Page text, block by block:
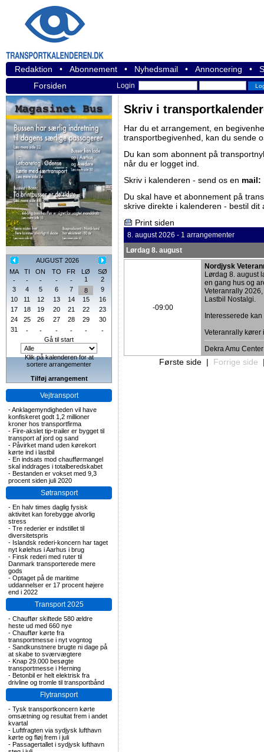
Redaktion • Abonnement • Nyhedsmail • Annoncering •
Forsiden
Login
AUGUST 2026
MA
TI ON TO FR LØ
SØ
-
- - - - 1
2
3
4 5 6 7 8
9
10
11 12 13 14 15
16
17
18 19 20 21 22
23
24
25 26 27 28 29
30
31
- - - - -
-
Gå til start
Klik på kalenderen for at
sortere arrangementer
Tilføj arrangement
Vejtransport
-Anklagemyndigheden vil have
konfiskeret godt 1,2 millioner
kroner hos transportfirma
- Fire-akslet tip-trailer er bygget til
transport af jord og sand
- Påvirket mand uden kørekort
kørte ind i lastbil
- En indsats mod chaufførmangel
skal inddrages i totalberedskabet
- Bestanden er vokset med 9,3
procent siden juli 2020
Søtransport
- En halv times daglig fysisk
aktivitet kan forebygge alvorlig
stress
- Tre rederier er indstillet til
diversitetspris
- Islandsk rederi-koncern har taget
nyt kølehus i Aarhus i brug
- Finsk rederi med ruter til
Danmark transporterede mere
gods
- Optaget på de maritime
uddannelser er 17 procent højere
end i 2022
Transport 2025
- Chauffør skiftede 580 ældre
heste ud med 660 nye
- Chauffør kørte fra
transportmesse i nyt vogntog
- Sandkunstnere brugte ni dage på
at skabe to sværvægtere
- Knap 29.000 besøgte
transportmesse i Herning
- Betonbil er helt elektrisk fra
drivline og tromle til transportbånd
Flytransport
- Tysk transportkoncern kørte
omsætning og resultat frem i andet
kvartal
- Luftfragten via sydjysk lufthavn
kørte og fløj frem i juli
- Passagertallet i sydjysk lufthavn
Skriv i
Har du et arrangement, en
transportbegivenhed, kan du sende
Du kan som abonnent på
når du er logget ind.
Skriv i kalenderen - send os en mail:
Du skal have et abonnement på
skrive direkte i kalenderen - bestil dit
Print siden
8. august 2026 - 1 arrangementer
Lørdag 8. august
-09:00
Nordjysk
Lørdag 8. august
en gang hus og
Veteranrally
Lastbil Nostalgi.
Interesserede
Veteranrally kører
Dekra Amu
Første side | Forrige side